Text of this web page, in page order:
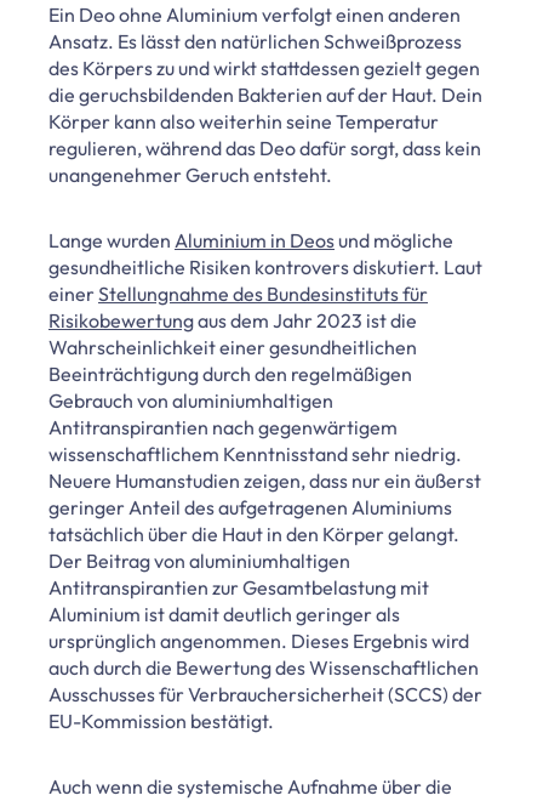
Ein Deo ohne Aluminium verfolgt einen anderen
Ansatz. Es lässt den natürlichen Schweißprozess
des Körpers zu und wirkt stattdessen gezielt gegen
die geruchsbildenden Bakterien auf der Haut. Dein
Körper kann also weiterhin seine Temperatur
regulieren, während das Deo dafür sorgt, dass kein
unangenehmer Geruch entsteht.
Lange wurden Aluminium in Deosund mögliche
gesundheitliche Risiken kontrovers diskutiert. Laut
einerStellungnahme des Bundesinstituts für
Risikobewertungaus dem Jahr 2023 ist die
Wahrscheinlichkeit einer gesundheitlichen
Beeinträchtigung durch den regelmäßigen
Gebrauch von aluminiumhaltigen
Antitranspirantien nach gegenwärtigem
wissenschaftlichem Kenntnisstand sehr niedrig.
Neuere Humanstudien zeigen, dass nur ein äußerst
geringer Anteil des aufgetragenen Aluminiums
tatsächlich über die Haut in den Körper gelangt.
Der Beitrag von aluminiumhaltigen
Antitranspirantien zur Gesamtbelastung mit
Aluminium ist damit deutlich geringer als
ursprünglich angenommen. Dieses Ergebnis wird
auch durch die Bewertung des Wissenschaftlichen
Ausschusses für Verbrauchersicherheit (SCCS) der
EU-Kommission bestätigt.
Auch wenn die systemische Aufnahme über die